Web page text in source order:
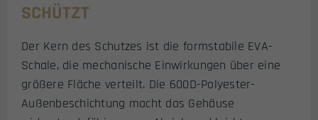
SCHÜTZT
Der Kern des Schutzes ist die formstabile EVA-
Schale, die mechanische Einwirkungen über eine
größere Fläche verteilt. Die 600D-Polyester-
Außenbeschichtung macht das Gehäuse